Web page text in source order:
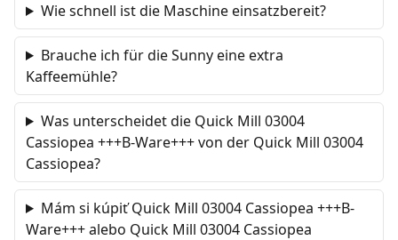
Wie schnell ist die Maschine einsatzbereit?
Brauche ich für die Sunny eine extra
Kaffeemühle?
Was unterscheidet die Quick Mill 03004
Cassiopea +++B-Ware+++ von der Quick Mill 03004
Cassiopea?
Mám si kúpiť Quick Mill 03004 Cassiopea +++B-
Ware+++ alebo Quick Mill 03004 Cassiopea